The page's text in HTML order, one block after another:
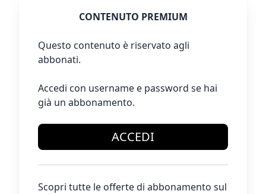
CONTENUTO PREMIUM
Questo contenuto è riservato agli
abbonati.
Accedi con username e password se hai
già un abbonamento.
ACCEDI
Scopri tutte le offerte di abbonamento sul